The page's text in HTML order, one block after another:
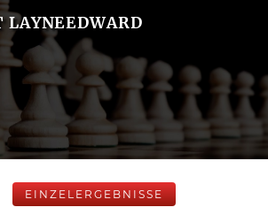
LAYNEEDWARD
EINZELERGEBNISSE